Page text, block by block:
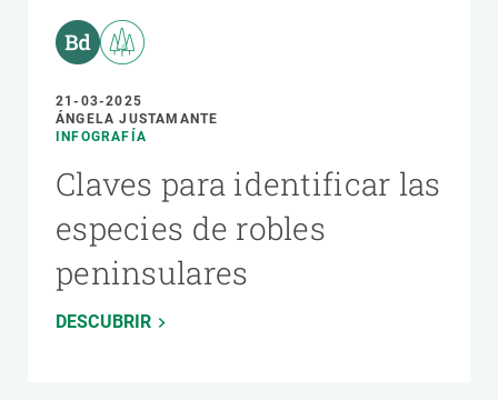
21-03-2025
ÁNGELA JUSTAMANTE
INFOGRAFÍA
Claves para identificar las
especies de robles
peninsulares
DESCUBRIR